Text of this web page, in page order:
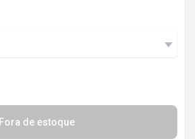
Fora de estoque